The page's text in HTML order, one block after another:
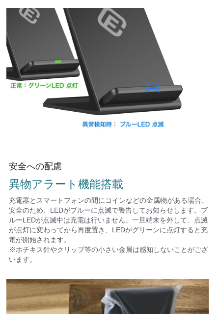
安全への配慮
異物アラート機能搭載
充電器とスマートフォンの間にコインなどの金属物がある場合、
安全のため、LEDがブルーに点滅で警告してお知らせします。ブ
ルーLEDが点滅中は充電は行いません。一旦端末を外して、点滅
が点灯に変わってから再度置き、LEDがグリーンに点灯すると充
電が開始されます。
※ホチキス針やクリップ等の小さい金属は感知しないことがござ
います。